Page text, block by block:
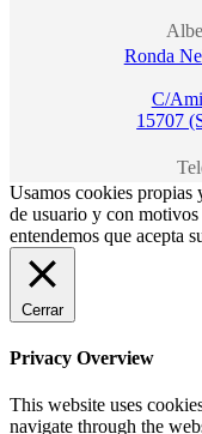
Ronda
C/
15707
Usamos cookies propias
de usuario y con
entendemos que acepta
Cerrar
Privacy Overview
This website uses
navigate through the